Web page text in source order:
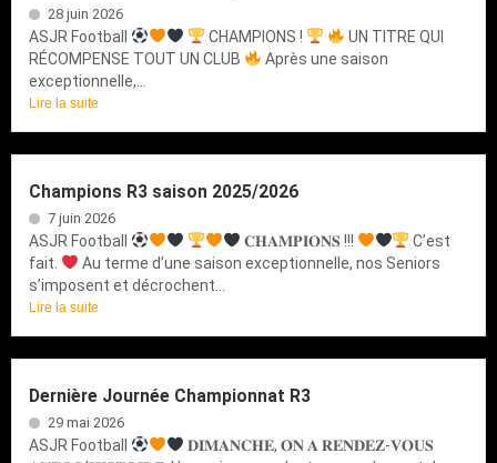
28 juin 2026
ASJR Football CHAMPIONS !
UN TITRE QUI
RÉCOMPENSE TOUT UN CLUB
Après une saison
exceptionnelle,...
Lire la suite
Champions R3 saison 2025/2026
7 juin 2026
ASJR Football 𝐂𝐇𝐀𝐌𝐏𝐈𝐎𝐍𝐒 !!!
C’est
fait.
Au terme d’une saison exceptionnelle, nos Seniors
s’imposent et décrochent...
Lire la suite
Dernière Journée Championnat R3
29 mai 2026
ASJR Football
𝐃𝐈𝐌𝐀𝐍𝐂𝐇𝐄, 𝐎𝐍 𝐀 𝐑𝐄𝐍𝐃𝐄𝐙-𝐕𝐎𝐔𝐒